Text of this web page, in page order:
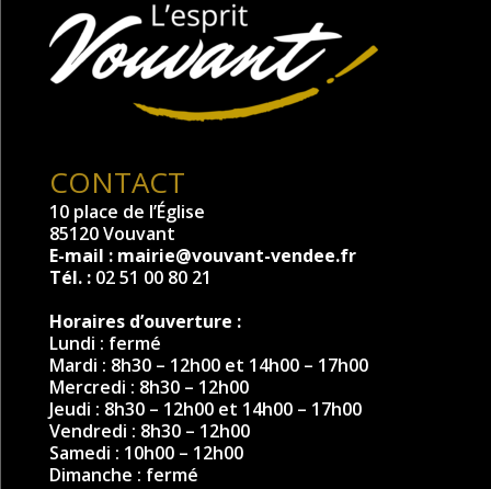
CONTACT
10 place de l’Église
85120 Vouvant
E-mail : mairie@vouvant-vendee.fr
Tél. : 02 51 00 80 21
Horaires d’ouverture :
Lundi : fermé
Mardi : 8h30 – 12h00 et 14h00 – 17h00
Mercredi : 8h30 – 12h00
Jeudi : 8h30 – 12h00 et 14h00 – 17h00
Vendredi : 8h30 – 12h00
Samedi : 10h00 – 12h00
Dimanche : fermé